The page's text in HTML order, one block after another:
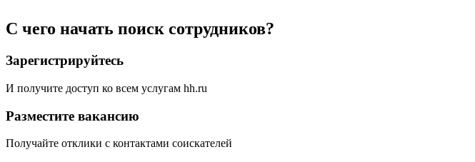
С чего начать поиск сотрудников?
Зарегистрируйтесь
И получите доступ ко всем услугам hh.ru
Разместите вакансию
Получайте отклики с контактами соискателей